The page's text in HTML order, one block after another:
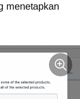
menetapkan